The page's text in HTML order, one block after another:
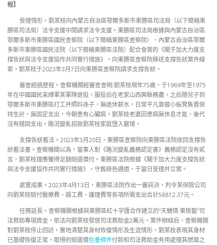
程】
受理情形。劉某枝向內蒙古自治區鄂爾多斯市東勝區司法局（以下簡稱東
勝區司法局）法令支援中間請求法令支援。東勝區司法局根據與內蒙古自治區
鄂爾多斯市東勝區國民查察院（以下簡稱東勝區查察院）、內蒙古自治區鄂爾
多斯市東勝區國民法院（以下簡稱東勝區法院）配合會簽的《關于加大力度支
撐告狀與法令支援協作共同實行措施》，向東勝區查察院移送支撐告狀案件線
索。劉某枝于2023年3月7日向東勝區查察院請求支撐告狀。
審查經過歷程。查察機關經審查查明:劉某枝現年75歲，于1969年至1975
年在中國國民束縛軍某軍隊退役，服役后在老家山西興縣務農，之后隨兒子到
鄂爾多斯市東勝區打工并照料孫子，無退休薪水，日常平凡靠做小板凳售賣保
持生計，無固定支出，今朝患有心臟病。劉某枝老婆因患病無休息才能，後代
沒有穩固支出。路況變亂招致劉某枝家庭墮入窘境。
支撐告狀看法。2023年3月20日，東勝區查察院向東勝區法院收回支撐告
狀看法書。查察機關以為，當事人對《路況變亂義務認定書》義務認定沒有貳
言，劉某枝理應獲得足額賠還償付。東勝區法院根據《關于加大力度支撐告狀
與法令支援協作共同實行措施》，守舊綠色通道，于當日受理并立案。
處置成果。2023年4月13日，東勝區法院作出一審訊決，判令某保險公司
向劉某枝賠付醫療費、誤工費、護理費等各項所需支出合計58812.37元。
任務延長。查察機關根據與東勝區紅十字匯合作建立的“天驕情·東檢藍”司
法救助專項資金，依法向劉某枝發放司法救助金2萬元。案件辦結后，查察機關
對劉某枝停止回訪，實地清楚其身材恢復情形及生涯情形，劉某枝表現其身材
已基礎恢復正常，取得的賠還償包養條件付款和司法救助金有用處理其燃眉之